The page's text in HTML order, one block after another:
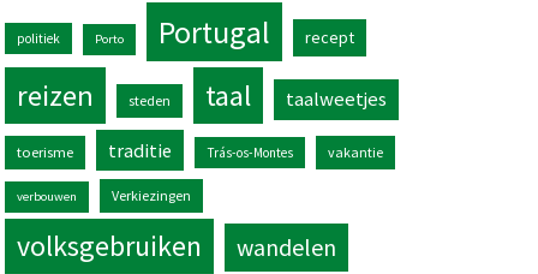
politiek Porto Portugal recept
reizen steden taal taalweetjes
toerisme traditie Trás-os-Montes vakantie
verbouwen Verkiezingen
volksgebruiken wandelen